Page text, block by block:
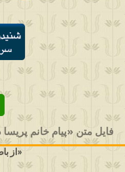
فایل متن «پیام خانم پریسا در برنامهٔ تلفنی
از باطلی بگریز تا عشق» - آقای مهران»